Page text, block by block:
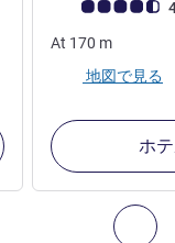
次
:, 周辺の他の施設 2
テルズ) お客さまの声 (
At 170 m
地図で見る
ホ